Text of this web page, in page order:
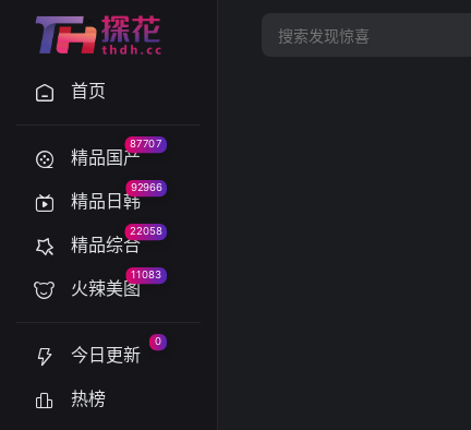
首页
精品国产
87707
精品日韩
92966
精品综合
22058
火辣美图
11083
今日更新
0
热榜